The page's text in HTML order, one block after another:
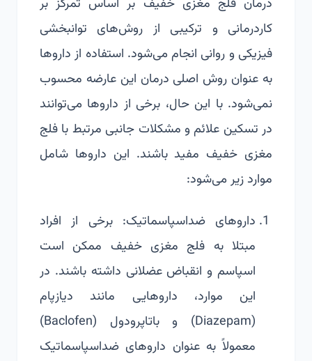
درمان فلج مغزی خفیف بر اساس تمرکز بر
کاردرمانی و ترکیبی از روش‌های توانبخشی
فیزیکی و روانی انجام می‌شود. استفاده از داروها
به عنوان روش اصلی درمان این عارضه محسوب
نمی‌شود. با این حال، برخی از داروها می‌توانند
در تسکین علائم و مشکلات جانبی مرتبط با فلج
مغزی خفیف مفید باشند. این داروها شامل
موارد زیر می‌شود:
داروهای ضداسپاسماتیک: برخی از افراد
مبتلا به فلج مغزی خفیف ممکن است
اسپاسم و انقباض عضلانی داشته باشند. در
این موارد، داروهایی مانند دیازپام
(Diazepam) و باتاپرودول (Baclofen)
معمولاً به عنوان داروهای ضداسپاسماتیک